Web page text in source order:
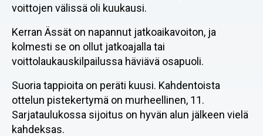
voittojen välissä oli kuukausi.
Kerran Ässät on napannut jatkoaikavoiton, ja
kolmesti se on ollut jatkoajalla tai
voittolaukauskilpailussa häviävä osapuoli.
Suoria tappioita on peräti kuusi. Kahdentoista
ottelun pistekertymä on murheellinen, 11.
Sarjataulukossa sijoitus on hyvän alun jälkeen vielä
kahdeksas.